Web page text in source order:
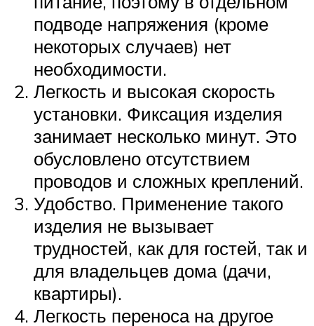
подводе напряжения (кроме
некоторых случаев) нет
необходимости.
Легкость и высокая скорость
установки. Фиксация изделия
занимает несколько минут. Это
обусловлено отсутствием
проводов и сложных креплений.
Удобство. Применение такого
изделия не вызывает
трудностей, как для гостей, так и
для владельцев дома (дачи,
квартиры).
Легкость переноса на другое